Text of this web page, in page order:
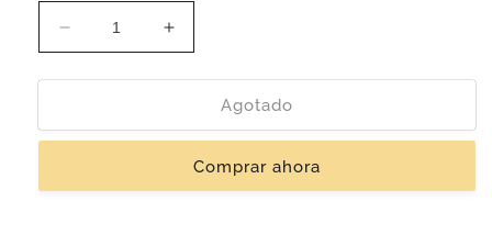
Reducir
cantidad
para
de
Aumentar
cantidad
para
Tapete
de
Negro
Agotado
Comprar ahora